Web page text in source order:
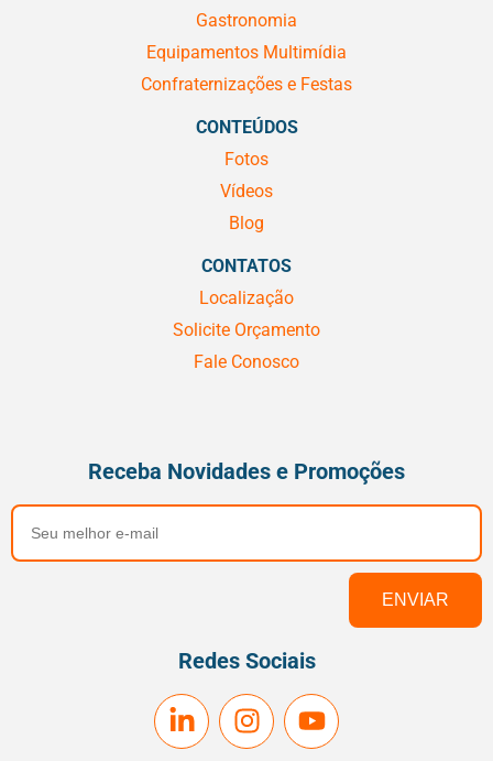
Gastronomia
Equipamentos Multimídia
Confraternizações e Festas
CONTEÚDOS
Fotos
Vídeos
Blog
CONTATOS
Localização
Solicite Orçamento
Fale Conosco
Receba Novidades e Promoções
Redes Sociais